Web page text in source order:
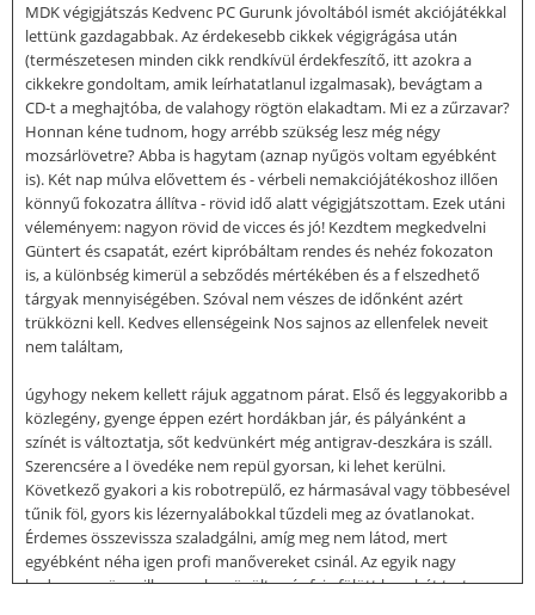
MDK végigjátszás Kedvenc PC Gurunk jóvoltából ismét akciójátékkal
lettünk gazdagabbak. Az érdekesebb cikkek végigrágása után
(természetesen minden cikk rendkívül érdekfeszítő, itt azokra a
cikkekre gondoltam, amik leírhatatlanul izgalmasak), bevágtam a
CD-t a meghajtóba, de valahogy rögtön elakadtam. Mi ez a zűrzavar?
Honnan kéne tudnom, hogy arrébb szükség lesz még négy
mozsárlövetre? Abba is hagytam (aznap nyűgös voltam egyébként
is). Két nap múlva elővettem és - vérbeli nemakciójátékoshoz illően
könnyű fokozatra állítva - rövid idő alatt végigjátszottam. Ezek utáni
véleményem: nagyon rövid de vicces és jó! Kezdtem megkedvelni
Güntert és csapatát, ezért kipróbáltam rendes és nehéz fokozaton
is, a különbség kimerül a sebződés mértékében és a f elszedhető
tárgyak mennyiségében. Szóval nem vészes de időnként azért
trükközni kell. Kedves ellenségeink Nos sajnos az ellenfelek neveit
nem találtam,
úgyhogy nekem kellett rájuk aggatnom párat. Első és leggyakoribb a
közlegény, gyenge éppen ezért hordákban jár, és pályánként a
színét is változtatja, sőt kedvünkért még antigrav-deszkára is száll.
Szerencsére a l övedéke nem repül gyorsan, ki lehet kerülni.
Következő gyakori a kis robotrepülő, ez hármasával vagy többesével
tűnik föl, gyors kis lézernyalábokkal tűzdeli meg az óvatlanokat.
Érdemes összevissza szaladgálni, amíg meg nem látod, mert
egyébként néha igen profi manővereket csinál. Az egyik nagy
kedvenc az öngyilkos gyalog, üvöltve és feje fölött bombát tartva